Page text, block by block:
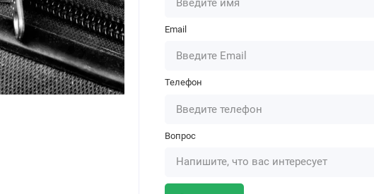
Email
Телефон
Вопрос